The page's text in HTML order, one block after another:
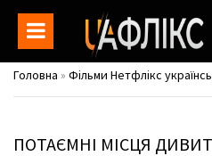
Головна » Фільми Нетфлікс
ПОТАЄМНІ МІСЦЯ